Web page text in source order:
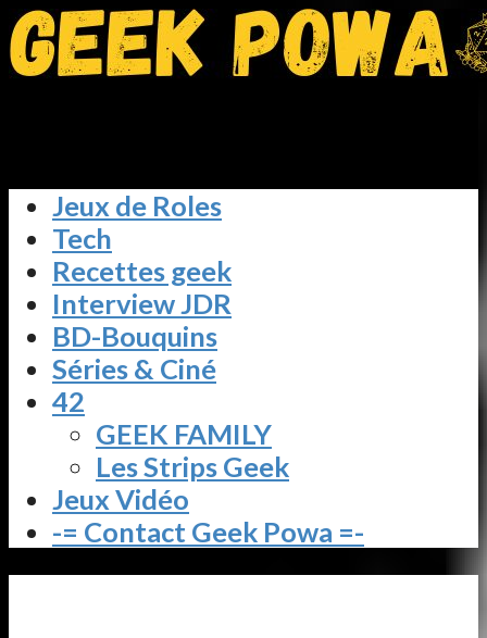
Jeux de Roles
Tech
Recettes geek
Interview JDR
BD-Bouquins
Séries & Ciné
42
GEEK FAMILY
Les Strips Geek
Jeux Vidéo
-= Contact Geek Powa =-